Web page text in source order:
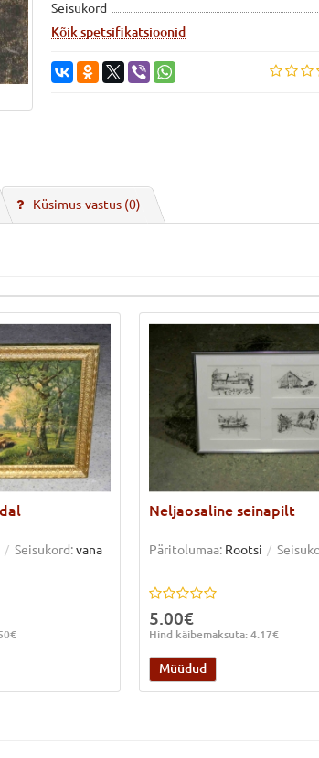
Seisukord
Kõik spetsifikatsioonid
Küsimus-vastus (0)
Seisukord:vana
Neljaosaline seinapilt
Päritolumaa: Rootsi
5.00€
Hind käibemaksuta: 4.17€
Müüdud